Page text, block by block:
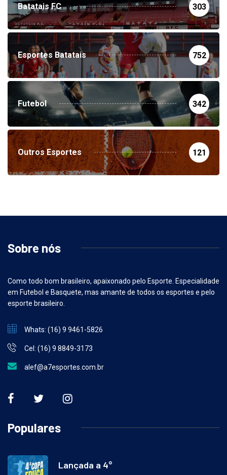
Batatais FC 303
Esportes Batatais 752
Futebol 342
Outros Esportes 121
Sobre nós
Como todo bom brasileiro, apaixonado pelo Esporte. Especialidade
em Futebol e Basquete, mas amante de todos os esportes e pelo
esporte brasileiro.
Whats: (16) 9 9461-5826
Cel: (16) 9 8849-3173
alef@a7esportes.com.br
Populares
Lançada a 4°